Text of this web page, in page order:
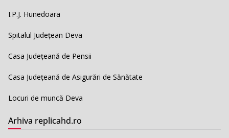
I.P.J. Hunedoara
Spitalul Județean Deva
Casa Județeană de Pensii
Casa Județeană de Asigurări de Sănătate
Locuri de muncă Deva
Arhiva replicahd.ro